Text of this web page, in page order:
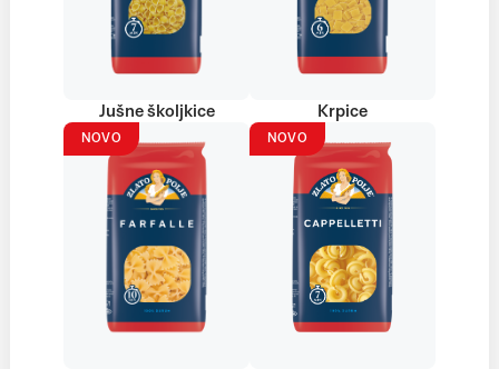
Jušne školjkice Krpice
NOVO NOVO